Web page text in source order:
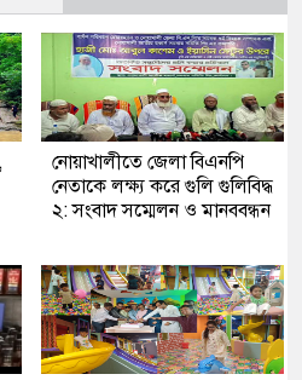
নোয়াখালীতে জেলা বিএনপি
নেতাকে লক্ষ্য করে গুলি গুলিবিদ্ধ
২: সংবাদ সম্মেলন ও মানববন্ধন